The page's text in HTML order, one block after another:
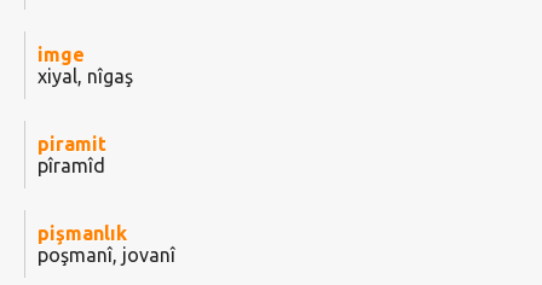
imge
xiyal, nîgaş
piramit
pîramîd
pişmanlık
poşmanî, jovanî